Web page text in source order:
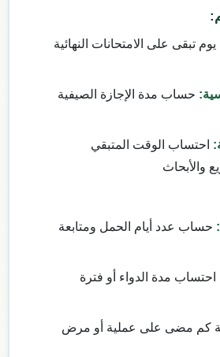
تبقى على الامتحانات النهائية
حساب مدة الإجازة الصيفية
احتساب الوقت المتبقي
والأبحاث
حساب عدد أيام الحمل ومتابعة
احتساب مدة الدواء أو فترة
كم مضى على عملية أو مرض